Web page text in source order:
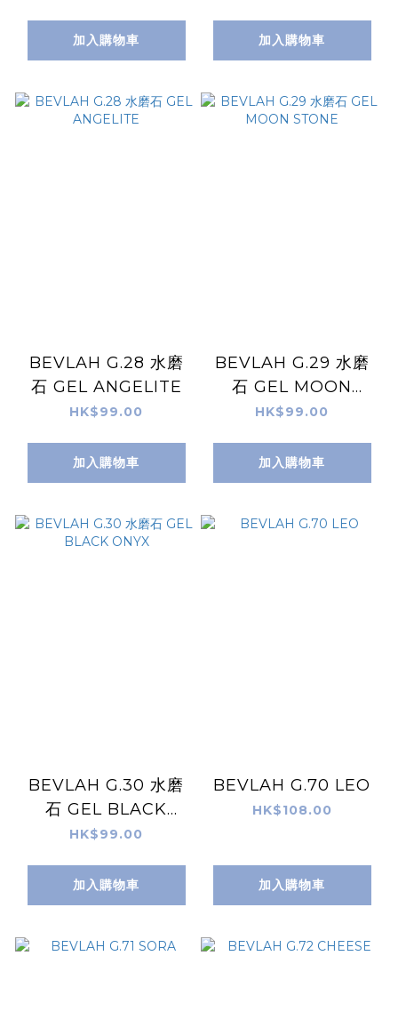
加入購物車 加入購物車
BEVLAH G.28 水磨
石 GEL ANGELITE
HK$99.00
加入購物車
BEVLAH G.29 水磨
石 GEL MOON
STONE
HK$99.00
加入購物車
BEVLAH G.30 水磨
石 GEL BLACK
ONYX
HK$99.00
加入購物車
BEVLAH G.70 LEO
HK$108.00
加入購物車